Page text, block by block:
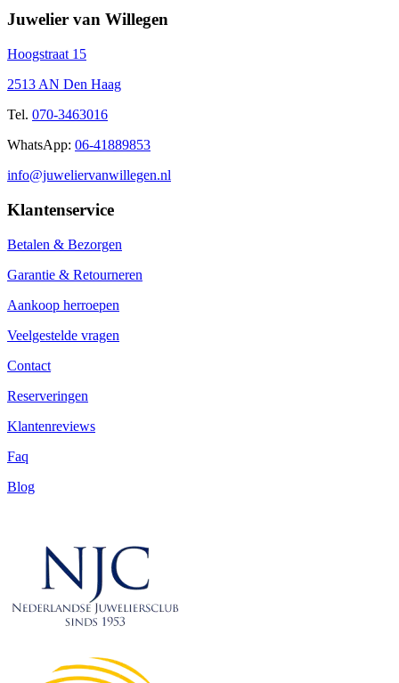
Juwelier van Willegen
Hoogstraat 15
2513 AN Den Haag
Tel. 070-3463016
WhatsApp: 06-41889853
info@juweliervanwillegen.nl
Klantenservice
Betalen & Bezorgen
Garantie & Retourneren
Aankoop herroepen
Veelgestelde vragen
Contact
Reserveringen
Klantenreviews
Faq
Blog